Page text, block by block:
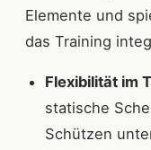
Elemente und
das Training
Flexibilität im
statische
Schützen